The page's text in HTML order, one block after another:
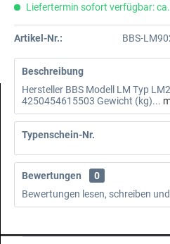
Liefertermin sofort verfügbar:
Artikel-Nr.: BBS-
Beschreibung
Hersteller BBS Modell LM Typ
4250454615503 Gewicht (kg)...
Typenschein-Nr.
Bewertungen
0
Bewertungen lesen, schreiben